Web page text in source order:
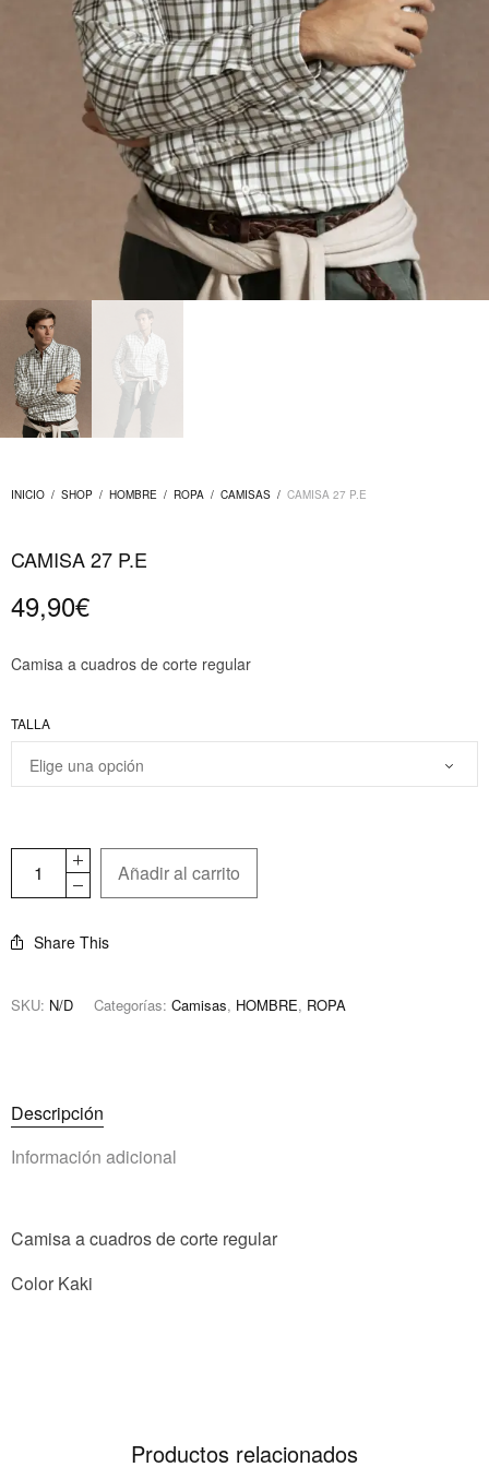
INICIO / SHOP / HOMBRE / ROPA / CAMISAS / CAMISA 27 P.E
CAMISA 27 P.E
49,90€
Camisa a cuadros de corte regular
TALLA
Añadir al carrito
Share This
SKU: N/D Categorías: Camisas, HOMBRE, ROPA
Descripción
Información adicional
Camisa a cuadros de corte regular
Color Kaki
Productos relacionados